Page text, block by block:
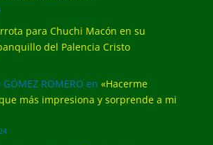
para Chuchi Macón en su
del Palencia Cristo
ROMERO en «Hacerme
más impresiona y sorprende a mi